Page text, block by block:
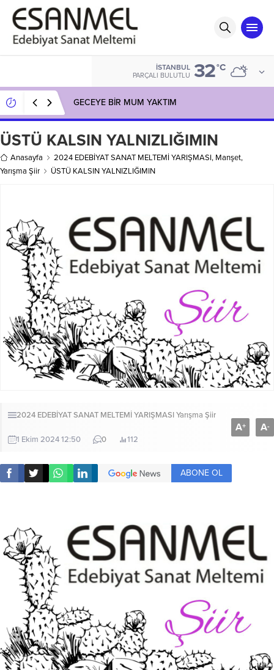
İSTANBUL
PARÇALI BULUTLU 32°C
GECEYE BİR MUM YAKTIM
ÜSTÜ KALSIN YALNIZLIĞIMIN
Anasayfa 2024 EDEBİYAT SANAT MELTEMİ YARIŞMASI, Manşet,
Yarışma Şiir
ÜSTÜ KALSIN YALNIZLIĞIMIN
2024 EDEBİYAT SANAT MELTEMİ YARIŞMASIYarışma Şiir
1 Ekim 2024 12:50 0 112
A+ A-
ABONE OL